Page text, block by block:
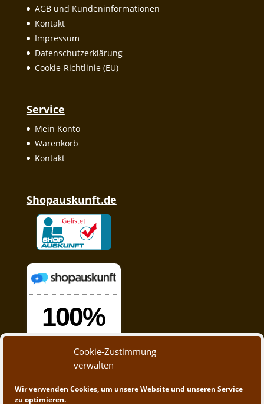
Cookie-Zustimmung
verwalten
Wir verwenden Cookies, um unsere Website und unseren Service
zu optimieren.
AGB und Kundeninformationen
Kontakt
Impressum
Datenschutzerklärung
Cookie-Richtlinie (EU)
Service
Mein Konto
Warenkorb
Kontakt
Shopauskunft.de